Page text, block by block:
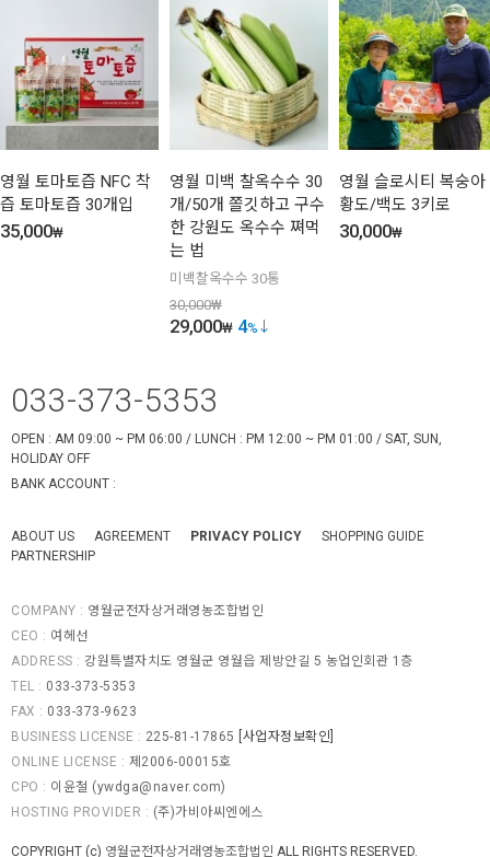
영월 토마토즙 NFC 착
즙 토마토즙 30개입
35,000₩
영월 미백 찰옥수수 30
개/50개 쫄깃하고 구수
한 강원도 옥수수 쪄먹
는 법
미백찰옥수수 30통
30,000₩
29,000₩ 4%
영월 슬로시티 복숭아
황도/백도 3키로
30,000₩
033-373-5353
OPEN : AM 09:00 ~ PM 06:00 / LUNCH : PM 12:00 ~ PM 01:00 / SAT, SUN,
HOLIDAY OFF
BANK ACCOUNT :
ABOUT US AGREEMENT PRIVACY POLICY
SHOPPING GUIDE
PARTNERSHIP
COMPANY : 영월군전자상거래영농조합법인
CEO : 여헤선
ADDRESS : 강원특별자치도 영월군 영월읍 제방안길 5 농업인회관 1층
TEL : 033-373-5353
FAX : 033-373-9623
BUSINESS LICENSE : 225-81-17865
[사업자정보확인]
ONLINE LICENSE : 제2006-00015호
CPO : 이윤철 (ywdga@naver.com)
HOSTING PROVIDER : (주)가비아씨엔에스
COPYRIGHT (c) 영월군전자상거래영농조합법인 ALL RIGHTS RESERVED.